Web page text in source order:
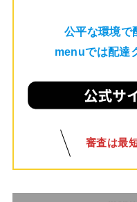
公平な環境で
menuでは配達
審査は最